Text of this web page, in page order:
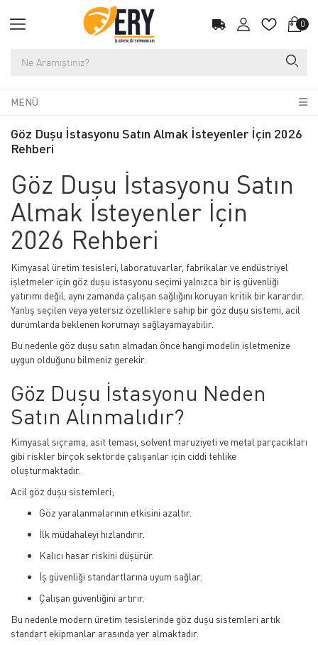
0
MENÜ
Göz Duşu İstasyonu Satın Almak İsteyenler İçin 2026
Rehberi
Göz Duşu İstasyonu Satın
Almak İsteyenler İçin
2026 Rehberi
Kimyasal üretim tesisleri, laboratuvarlar, fabrikalar ve endüstriyel
işletmeler için göz duşu istasyonu seçimi yalnızca bir iş güvenliği
yatırımı değil, aynı zamanda çalışan sağlığını koruyan kritik bir karardır.
Yanlış seçilen veya yetersiz özelliklere sahip bir göz duşu sistemi, acil
durumlarda beklenen korumayı sağlayamayabilir.
Bu nedenle göz duşu satın almadan önce hangi modelin işletmenize
uygun olduğunu bilmeniz gerekir.
Göz Duşu İstasyonu Neden
Satın Alınmalıdır?
Kimyasal sıçrama, asit teması, solvent maruziyeti ve metal parçacıkları
gibi riskler birçok sektörde çalışanlar için ciddi tehlike
oluşturmaktadır.
Acil göz duşu sistemleri;
Göz yaralanmalarının etkisini azaltır.
İlk müdahaleyi hızlandırır.
Kalıcı hasar riskini düşürür.
İş güvenliği standartlarına uyum sağlar.
Çalışan güvenliğini artırır.
Bu nedenle modern üretim tesislerinde göz duşu sistemleri artık
standart ekipmanlar arasında yer almaktadır.